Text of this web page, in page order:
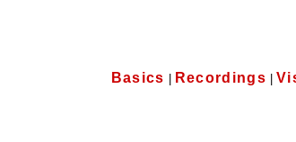
Basics Recordings